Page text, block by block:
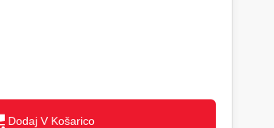
Dodaj V Košarico